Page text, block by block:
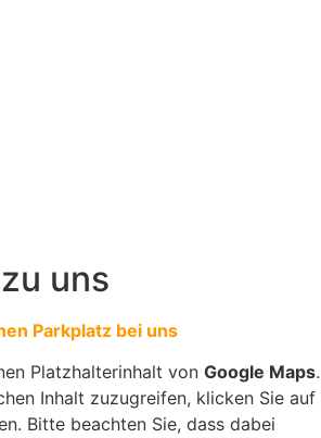
uns
Parkplatz bei uns
Platzhalterinhalt von Google Maps.
Inhalt zuzugreifen, klicken Sie auf
Bitte beachten Sie, dass dabei